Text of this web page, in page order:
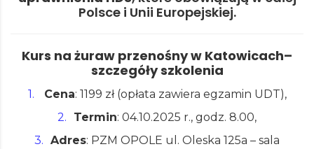
Polsce i Unii Europejskiej.
Kurs na żuraw przenośny w Katowicach–
szczegóły szkolenia
Cena: 1199 zł (opłata zawiera egzamin UDT),
Termin: 04.10.2025 r., godz. 8.00,
Adres: PZM OPOLE ul. Oleska 125a – sala